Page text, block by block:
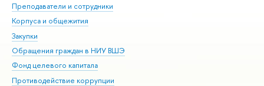
Преподаватели и сотрудники
Корпуса и общежития
Закупки
Обращения граждан в НИУ ВШЭ
Фонд целевого капитала
Противодействие коррупции